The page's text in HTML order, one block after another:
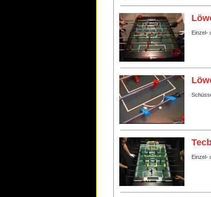
Einzel-
Einzel-